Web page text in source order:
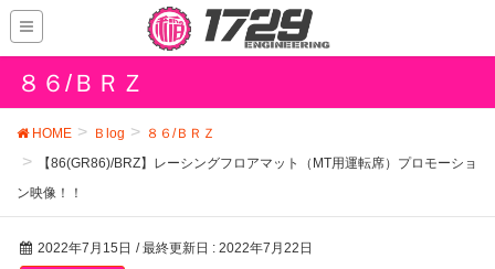
８６/ＢＲＺ
HOME Ｂlog
８６/ＢＲＺ
【86(GR86)/BRZ】レーシングフロアマット（MT用運転席）プロモーショ
ン映像！！
2022年7月15日 / 最終更新日 : 2022年7月22日